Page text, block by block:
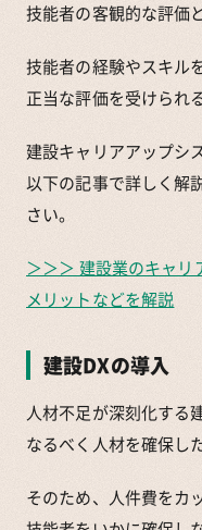
技能者の客観的な評価
技能者の経験やスキル
正当な評価を受けられ
建設キャリアアップシ
以下の記事で詳しく解
さい。
＞＞＞ 建設業のキャ
メリットなどを解説
建設DXの導入
人材不足が深刻化する
なるべく人材を確保し
そのため、人件費をカ